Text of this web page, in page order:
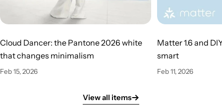
Cloud Dancer: the Pantone 2026 white
that changes minimalism
Feb 15, 2026
Matter 1.6 and
smart
Feb 11, 2026
View all items